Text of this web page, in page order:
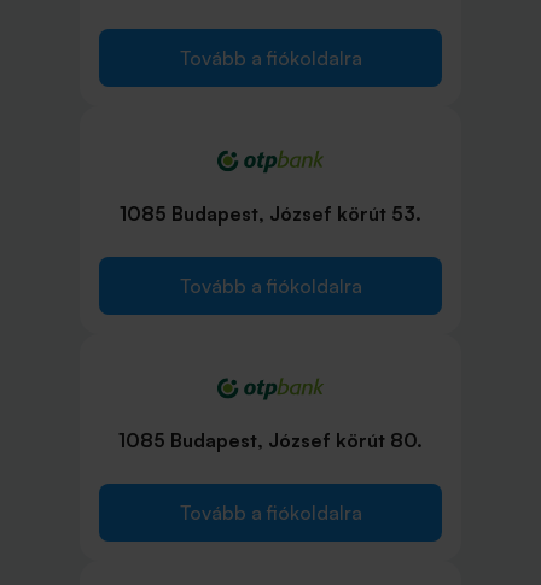
Tovább a fiókoldalra
1085 Budapest, József körút 53.
Tovább a fiókoldalra
1085 Budapest, József körút 80.
Tovább a fiókoldalra